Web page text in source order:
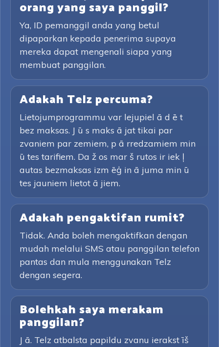
orang yang saya panggil?
Ya, ID pemanggil anda yang betul
dipaparkan kepada penerima supaya
mereka dapat mengenali siapa yang
membuat panggilan.
Adakah Telz percuma?
Lietojumprogrammu var lejupiel ā d ē t
bez maksas. J ū s maks ā jat tikai par
zvaniem par zemiem, p ā rredzamiem min
ū tes tarifiem. Da ž os mar š rutos ir iek ļ
autas bezmaksas izm ēģ in ā juma min ū
tes jauniem lietot ā jiem.
Adakah pengaktifan rumit?
Tidak. Anda boleh mengaktifkan dengan
mudah melalui SMS atau panggilan telefon
pantas dan mula menggunakan Telz
dengan segera.
Bolehkah saya merakam
panggilan?
J ā. Telz atbalsta papildu zvanu ierakst īš